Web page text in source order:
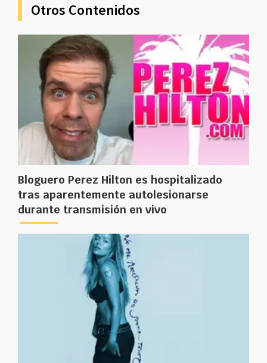
Otros Contenidos
Bloguero Perez Hilton es hospitalizado
tras aparentemente autolesionarse
durante transmisión en vivo